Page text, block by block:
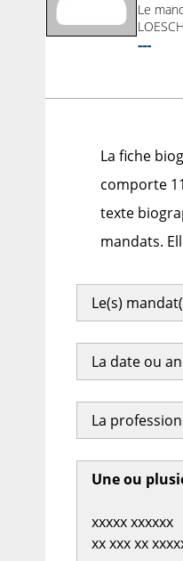
Le
---
La fiche
comporte
texte
mandats.
Le(s)
La date ou
La profession
Une ou
xxxxx xxxxxx
xx xxx xx